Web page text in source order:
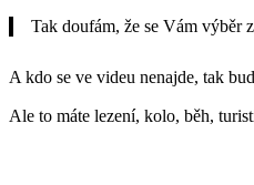
Tak doufám, že se Vám výběr
A kdo se ve videu nenajde, tak
Ale to máte lezení, kolo, běh,